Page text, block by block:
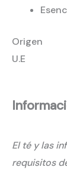
Origen
U.E
El té y las
requisitos